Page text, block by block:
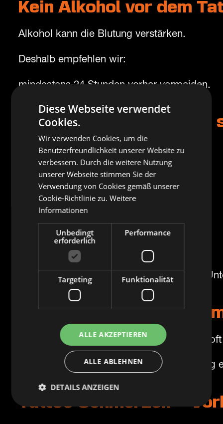
Kein Alkohol vor dem
Alkohol kann die Blutung verstärken.
Deshalb empfehlen wir:
mindestens 24 Stunden vorher vermeiden.
Welche Kleidung eignet
Wähle bequeme Kleidung.
Je nach Körperstelle:
Arm Tattoo → T-Shirt
Bein Tattoo → kurze Hose
Rücken → lockere Kleidung
Klingt simpel – macht aber einen großen
Sollte ich vorher Sport
Intensiver Sport direkt vor dem Termin ist
Der Körper sollte entspannt und nicht völlig
Tattoo Schmerzen –
Diese Webseite verwendet
Cookies.
Wir verwenden Cookies, um die
Benutzerfreundlichkeit unserer Website zu
verbessern. Durch die weitere Nutzung
unserer Webseite stimmen Sie der
Verwendung von Cookies gemäß unserer
Cookie-Richtlinie zu.Weitere
Informationen
Unbedingt
erforderlich
Performance
Targeting Funktionalität
ALLE AKZEPTIEREN
ALLE ABLEHNEN
DETAILS ANZEIGEN